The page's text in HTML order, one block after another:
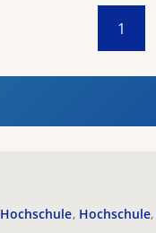
1
Hochschule Hochschule